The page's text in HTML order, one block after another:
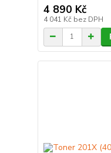
4 890 Kč
4 041 Kč bez DPH